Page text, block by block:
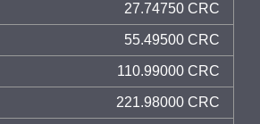
27.74750 CRC
55.49500 CRC
110.99000 CRC
221.98000 CRC